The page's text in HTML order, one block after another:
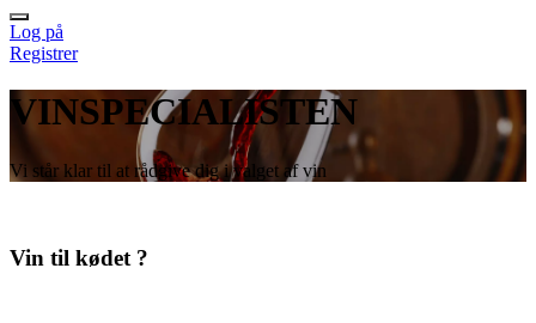
Log på
Registrer
VINSPECIALISTEN
Vi står klar til at rådgive dig i valget af vin
Vin til kødet ?